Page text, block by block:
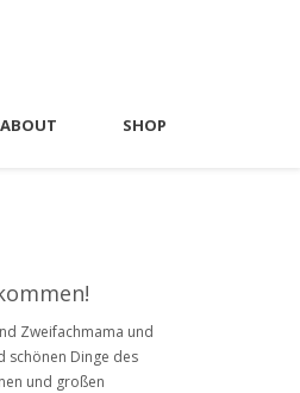
ABOUT SHOP
Zweifachmama und
schönen Dinge des
und großen